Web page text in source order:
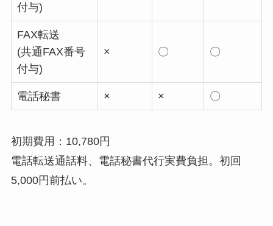
付与)
FAX転送
(共通FAX番号
付与)
× 〇 〇
電話秘書 × × 〇
初期費用：10,780円
電話転送通話料、電話秘書代行実費負担。初回
5,000円前払い。